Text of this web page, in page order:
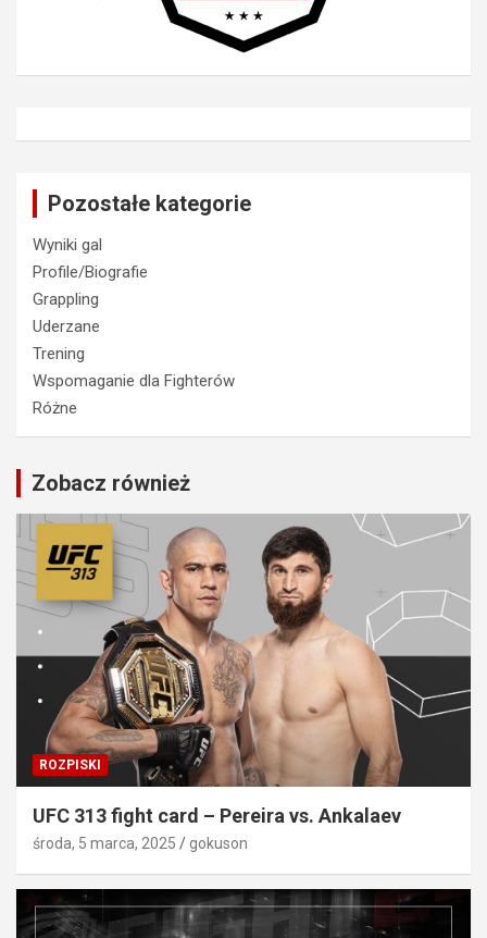
Pozostałe kategorie
Wyniki gal
Profile/Biografie
Grappling
Uderzane
Trening
Wspomaganie dla Fighterów
Różne
Zobacz również
ROZPISKI
UFC 313 fight card – Pereira vs. Ankalaev
środa, 5 marca, 2025 gokuson